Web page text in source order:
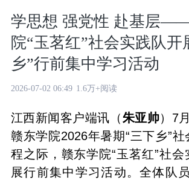
学思想 强党性 赴基层
院“玉茗红”社会实践队开
乡”行前集中学习活动
2026-07-02 06:49 1.6万+阅读
江西新闻客户端讯（朱亚帅）7
赣东学院2026年暑期“三下乡”
程之际，赣东学院“玉茗红”社
展行前集中学习活动。全体队